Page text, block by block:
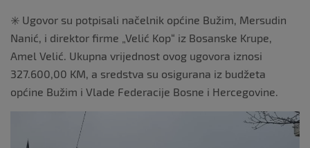
✳️ Ugovor su potpisali načelnik općine Bužim, Mersudin
Nanić, i direktor firme „Velić Kop“ iz Bosanske Krupe,
Amel Velić. Ukupna vrijednost ovog ugovora iznosi
327.600,00 KM, a sredstva su osigurana iz budžeta
općine Bužim i Vlade Federacije Bosne i Hercegovine.